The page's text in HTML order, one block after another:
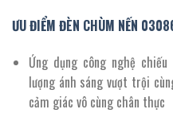
ƯU ĐIỂM ĐÈN CHÙM NẾN
Ứng dụng công nghệ
lượng ánh sáng vượt trội
cảm giác vô cùng chân thực